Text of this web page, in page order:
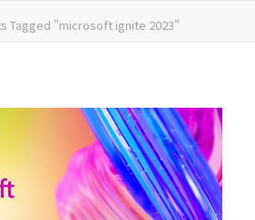
Tagged "microsoft ignite 2023"